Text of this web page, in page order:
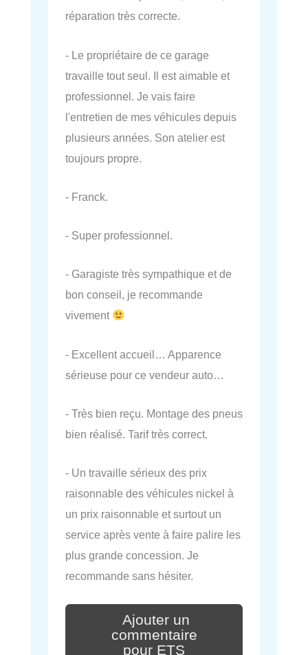
réparation très correcte.
- Le propriétaire de ce garage
travaille tout seul. Il est aimable et
professionnel. Je vais faire
l'entretien de mes véhicules depuis
plusieurs années. Son atelier est
toujours propre.
- Franck.
- Super professionnel.
- Garagiste très sympathique et de
bon conseil, je recommande
vivement
- Excellent accueil… Apparence
sérieuse pour ce vendeur auto…
- Très bien reçu. Montage des pneus
bien réalisé. Tarif très correct.
- Un travaille sérieux des prix
raisonnable des véhicules nickel à
un prix raisonnable et surtout un
service après vente à faire palire les
plus grande concession. Je
recommande sans hésiter.
Ajouter un
commentaire
pour ETS